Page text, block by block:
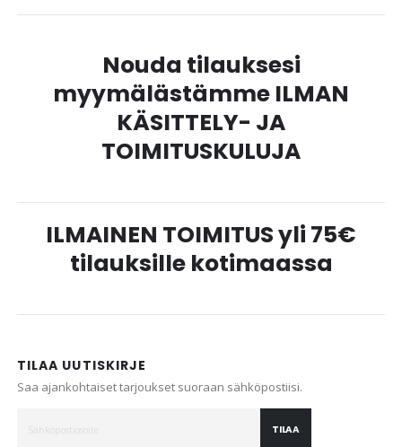
Nouda tilauksesi
myymälästämme ILMAN
KÄSITTELY- JA
TOIMITUSKULUJA
ILMAINEN TOIMITUS yli 75€
tilauksille kotimaassa
TILAA UUTISKIRJE
Saa ajankohtaiset tarjoukset suoraan sähköpostiisi.
TILAA